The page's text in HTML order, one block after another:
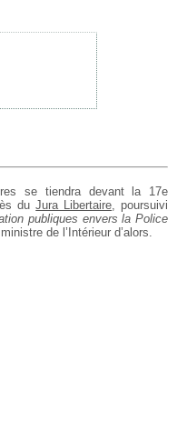
se tiendra devant la 17e
duJura Libertaire, poursuivi
publiques envers la Police
de l’Intérieur d’alors.